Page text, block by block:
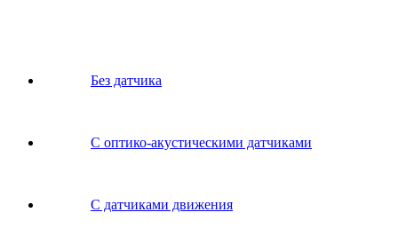
Без датчика
С оптико-акустическими датчиками
С датчиками движения